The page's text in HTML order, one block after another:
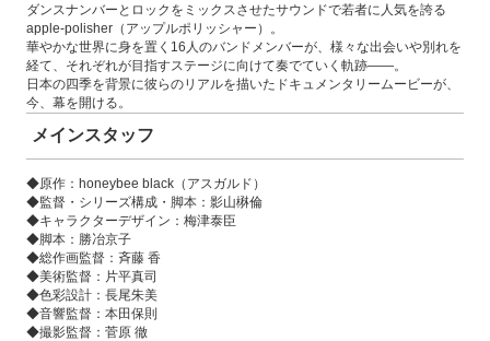
ダンスナンバーとロックをミックスさせたサウンドで若者に人気を誇る
apple-polisher（アップルポリッシャー）。
華やかな世界に身を置く16人のバンドメンバーが、様々な出会いや別れを
経て、それぞれが目指すステージに向けて奏でていく軌跡――。
日本の四季を背景に彼らのリアルを描いたドキュメンタリームービーが、
今、幕を開ける。
メインスタッフ
◆原作：honeybee black（アスガルド）
◆監督・シリーズ構成・脚本：影山楙倫
◆キャラクターデザイン：梅津泰臣
◆脚本：勝冶京子
◆総作画監督：斉藤 香
◆美術監督：片平真司
◆色彩設計：長尾朱美
◆音響監督：本田保則
◆撮影監督：菅原 徹